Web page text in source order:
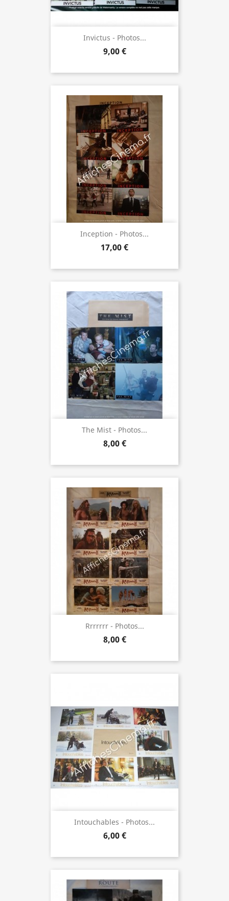
Invictus - Photos...
9,00 €
Inception - Photos...
17,00 €
The Mist - Photos...
8,00 €
Rrrrrrr - Photos...
8,00 €
Intouchables - Photos...
6,00 €